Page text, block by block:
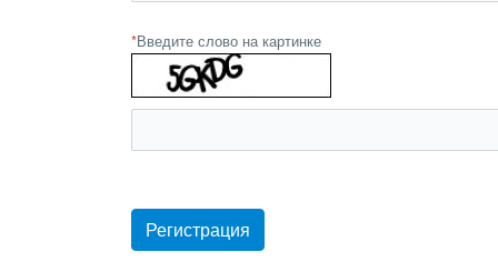
*Введите слово на картинке